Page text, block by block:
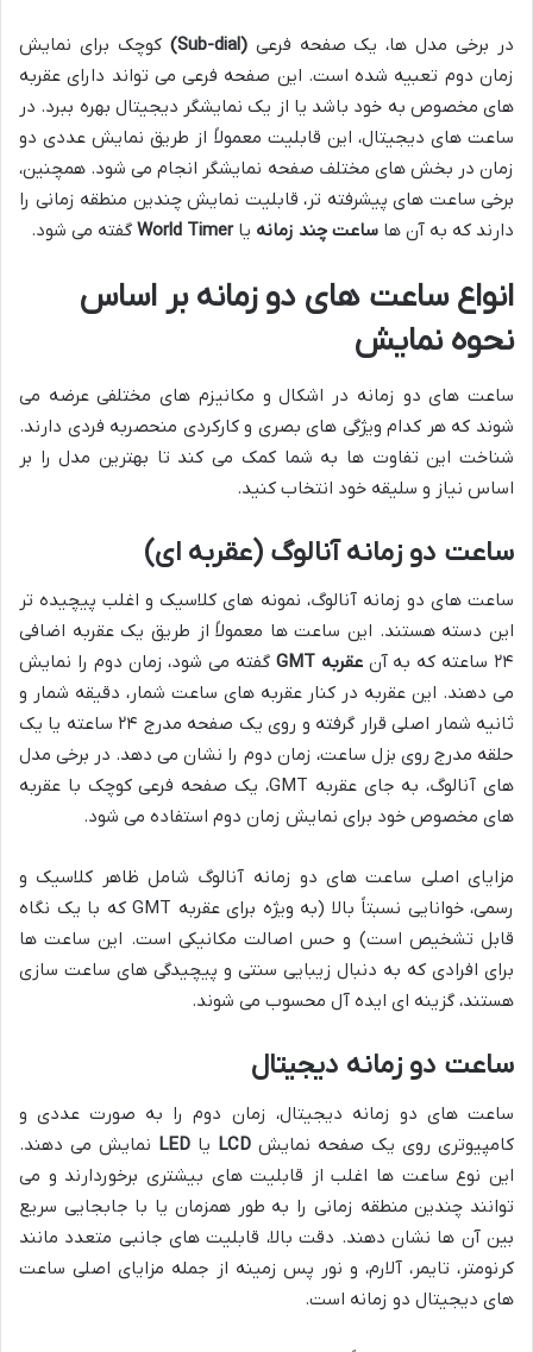
در برخی مدل ها، یک صفحه فرعی(Sub-dial)
کوچک برای نمایش
زمان دوم تعبیه شده است. این صفحه فرعی می تواند دارای عقربه
های مخصوص به خود باشد یا از یک نمایشگر دیجیتال بهره ببرد. در
ساعت های دیجیتال، این قابلیت معمولاً از طریق نمایش عددی دو
زمان در بخش های مختلف صفحه نمایشگر انجام می شود. همچنین،
برخی ساعت های پیشرفته تر، قابلیت نمایش چندین منطقه زمانی را
دارند که به آن ها ساعت چند زمانه یاWorld Timer گفته می شود.
انواع ساعت های دو زمانه بر اساس
نحوه نمایش
ساعت های دو زمانه در اشکال و مکانیزم های مختلفی عرضه می
شوند که هر کدام ویژگی های بصری و کارکردی منحصربه فردی دارند.
شناخت این تفاوت ها به شما کمک می کند تا بهترین مدل را بر
اساس نیاز و سلیقه خود انتخاب کنید.
ساعت دو زمانه آنالوگ (عقربه ای)
ساعت های دو زمانه آنالوگ، نمونه های کلاسیک و اغلب پیچیده تر
این دسته هستند. این ساعت ها معمولاً از طریق یک عقربه اضافی
۲۴ ساعته که به آن
عقربه GMT
گفته می شود، زمان دوم را نمایش
می دهند. این عقربه در کنار عقربه های ساعت شمار، دقیقه شمار و
ثانیه شمار اصلی قرار گرفته و روی یک صفحه مدرج ۲۴ ساعته یا یک
حلقه مدرج روی بزل ساعت، زمان دوم را نشان می دهد. در برخی مدل
های آنالوگ، به جای عقربه GMT، یک صفحه فرعی کوچک با عقربه
های مخصوص خود برای نمایش زمان دوم استفاده می شود.
مزایای اصلی ساعت های دو زمانه آنالوگ شامل ظاهر کلاسیک و
رسمی، خوانایی نسبتاً بالا (به ویژه برای عقربه GMT که با یک نگاه
قابل تشخیص است) و حس اصالت مکانیکی است. این ساعت ها
برای افرادی که به دنبال زیبایی سنتی و پیچیدگی های ساعت سازی
هستند، گزینه ای ایده آل محسوب می شوند.
ساعت دو زمانه دیجیتال
ساعت های دو زمانه دیجیتال، زمان دوم را به صورت عددی و
کامپیوتری روی یک صفحه نمایش LCD یا LED نمایش می دهند.
این نوع ساعت ها اغلب از قابلیت های بیشتری برخوردارند و می
توانند چندین منطقه زمانی را به طور همزمان یا با جابجایی سریع
بین آن ها نشان دهند. دقت بالا، قابلیت های جانبی متعدد مانند
کرنومتر، تایمر، آلارم، و نور پس زمینه از جمله مزایای اصلی ساعت
های دیجیتال دو زمانه است.